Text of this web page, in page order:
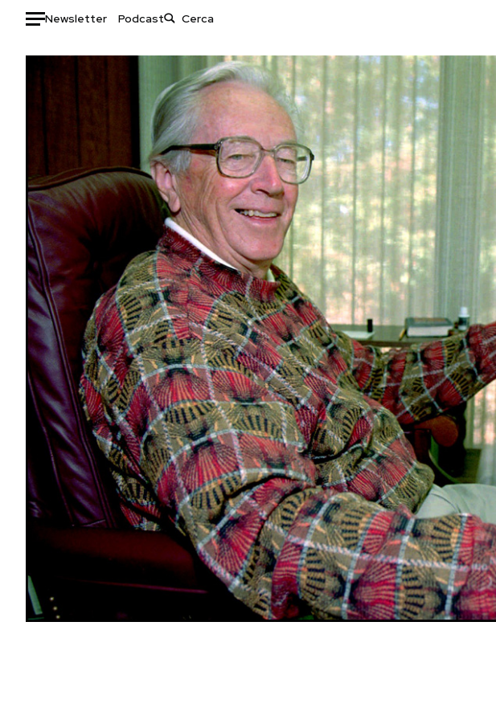
Newsletter Podcast
Auto
Mondo
Politica
Tecnologia
Internet
Scienza
Cultura
Economia
Sport
Moda
Libri
Consumismi
Storie/Idee
Ok Boomer!
Media
Europa
Altrecose
Mondiali calcio 2026
PODCAST
NEWSLETTER
I MIEI PREFERITI
SHOP